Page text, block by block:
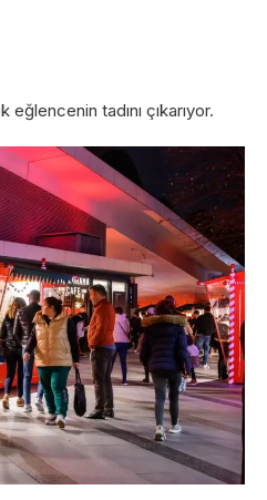
tadını çıkarıyor.